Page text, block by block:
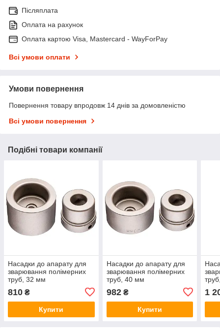
Післяплата
Оплата на рахунок
Оплата картою Visa, Mastercard - WayForPay
Всі умови оплати
Умови повернення
Повернення товару впродовж 14 днів за домовленістю
Всі умови повернення
Подібні товари компанії
Насадки до апарату для
зварювання полімерних
труб, 32 мм
810 ₴
Купити
Насадки до апарату для
зварювання полімерних
труб, 40 мм
982₴
Купити
1